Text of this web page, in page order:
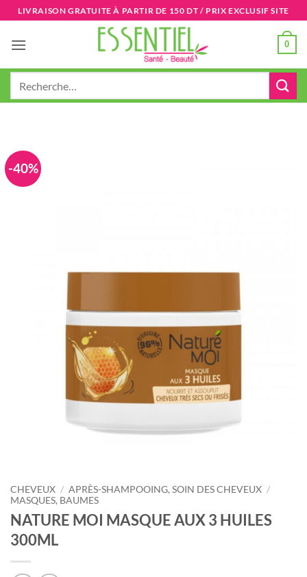
Passer
au
contenu
LIVRAISON GRATUITE À PARTIR DE 150 DT / PRIX EXCLUSIF SITE
0
-40%
CHEVEUX / APRÈS-SHAMPOOING, SOIN DES CHEVEUX /
MASQUES, BAUMES
NATURE MOI MASQUE AUX 3 HUILES
300ML